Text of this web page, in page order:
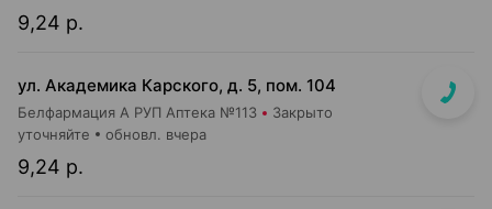
9,24 р.
ул. Академика Карского, д. 5, пом. 104
Белфармация А РУП Аптека №113 Закрыто
9,24 р.
уточняйте обновл. вчера